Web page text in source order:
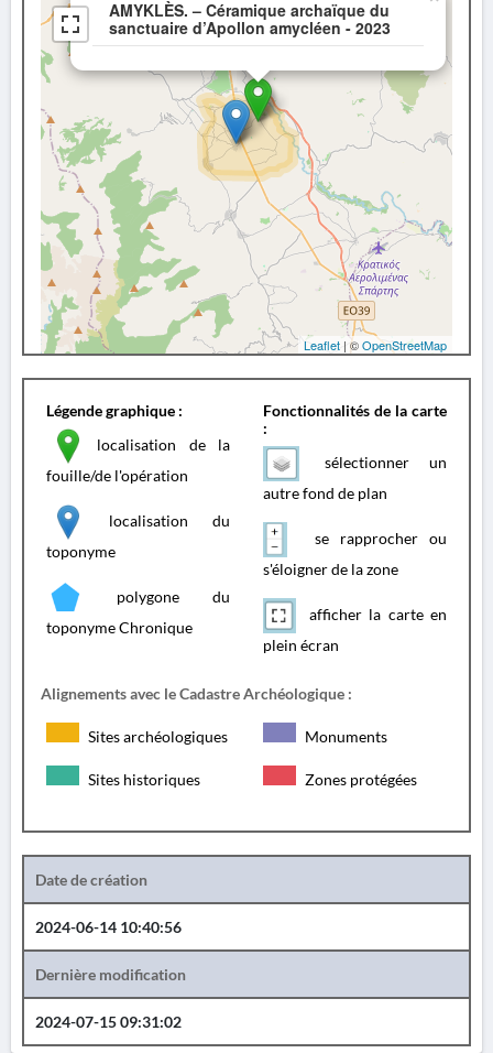
AMYKLÈS. – Céramique archaïque du
sanctuaire d’Apollon amycléen - 2023
Leaflet | ©OpenStreetMap
Légende graphique :
localisation de la
fouille/de l'opération
localisation du
toponyme
polygone du
toponyme Chronique
Fonctionnalités de la carte
:
sélectionner un
autre fond de plan
se rapprocher ou
s'éloigner de la zone
afficher la carte en
plein écran
Alignements avec le Cadastre Archéologique :
Sites archéologiques Monuments
Sites historiques Zones protégées
Date de création
2024-06-14 10:40:56
Dernière modification
2024-07-15 09:31:02